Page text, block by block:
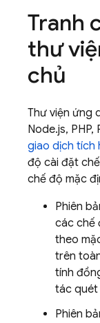
Tranh
thư
chủ
Thư viện ứng
Node.js,
giao dịch tích
độ cài đặt
chế độ mặc
Phiên
các chế
theo
trên
tính
tác quét
Phiên